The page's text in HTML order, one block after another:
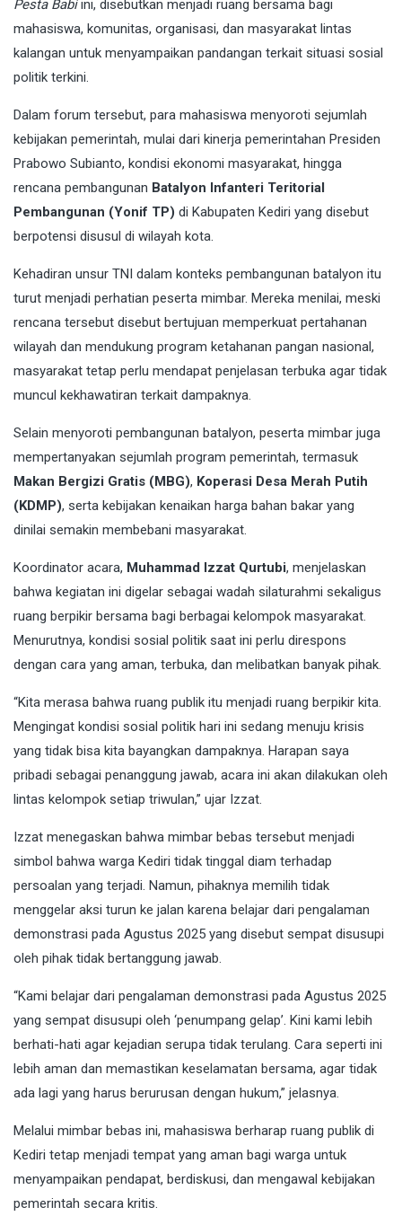
Pesta Babiini, disebutkan menjadi ruang bersama bagi
mahasiswa, komunitas, organisasi, dan masyarakat lintas
kalangan untuk menyampaikan pandangan terkait situasi sosial
politik terkini.
Dalam forum tersebut, para mahasiswa menyoroti sejumlah
kebijakan pemerintah, mulai dari kinerja pemerintahan Presiden
Prabowo Subianto, kondisi ekonomi masyarakat, hingga
rencana pembangunan Batalyon Infanteri Teritorial
Pembangunan (Yonif TP) di Kabupaten Kediri yang disebut
berpotensi disusul di wilayah kota.
Kehadiran unsur TNI dalam konteks pembangunan batalyon itu
turut menjadi perhatian peserta mimbar. Mereka menilai, meski
rencana tersebut disebut bertujuan memperkuat pertahanan
wilayah dan mendukung program ketahanan pangan nasional,
masyarakat tetap perlu mendapat penjelasan terbuka agar tidak
muncul kekhawatiran terkait dampaknya.
Selain menyoroti pembangunan batalyon, peserta mimbar juga
mempertanyakan sejumlah program pemerintah, termasuk
Makan Bergizi Gratis (MBG), Koperasi Desa Merah Putih
(KDMP), serta kebijakan kenaikan harga bahan bakar yang
dinilai semakin membebani masyarakat.
Koordinator acara, Muhammad Izzat Qurtubi, menjelaskan
bahwa kegiatan ini digelar sebagai wadah silaturahmi sekaligus
ruang berpikir bersama bagi berbagai kelompok masyarakat.
Menurutnya, kondisi sosial politik saat ini perlu direspons
dengan cara yang aman, terbuka, dan melibatkan banyak pihak.
“Kita merasa bahwa ruang publik itu menjadi ruang berpikir kita.
Mengingat kondisi sosial politik hari ini sedang menuju krisis
yang tidak bisa kita bayangkan dampaknya. Harapan saya
pribadi sebagai penanggung jawab, acara ini akan dilakukan oleh
lintas kelompok setiap triwulan,” ujar Izzat.
Izzat menegaskan bahwa mimbar bebas tersebut menjadi
simbol bahwa warga Kediri tidak tinggal diam terhadap
persoalan yang terjadi. Namun, pihaknya memilih tidak
menggelar aksi turun ke jalan karena belajar dari pengalaman
demonstrasi pada Agustus 2025 yang disebut sempat disusupi
oleh pihak tidak bertanggung jawab.
“Kami belajar dari pengalaman demonstrasi pada Agustus 2025
yang sempat disusupi oleh ‘penumpang gelap’. Kini kami lebih
berhati-hati agar kejadian serupa tidak terulang. Cara seperti ini
lebih aman dan memastikan keselamatan bersama, agar tidak
ada lagi yang harus berurusan dengan hukum,” jelasnya.
Melalui mimbar bebas ini, mahasiswa berharap ruang publik di
Kediri tetap menjadi tempat yang aman bagi warga untuk
menyampaikan pendapat, berdiskusi, dan mengawal kebijakan
pemerintah secara kritis.